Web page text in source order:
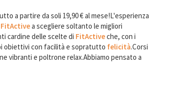
a partire da soli 19,90 € al mese!L'esperienza
FitActivea scegliere soltanto le migliori
cardine delle scelte di FitActiveche, con i
obiettivi con facilità e sopratutto felicità.Corsi
vibranti e poltrone relax.Abbiamo pensato a